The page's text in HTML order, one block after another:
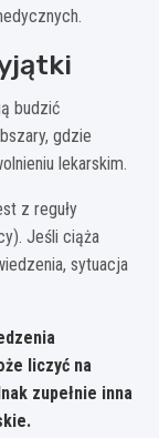
budzić
gdzie
lekarskim.
z reguły
Jeśli ciąża
sytuacja
liczyć na
zupełnie inna